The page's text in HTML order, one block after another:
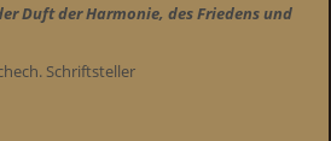
Duft der Harmonie, des Friedens und
Schriftsteller